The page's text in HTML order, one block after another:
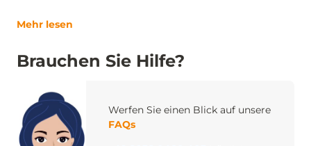
Mehr lesen
Brauchen Sie Hilfe?
Werfen Sie einen Blick auf unsere
FAQs